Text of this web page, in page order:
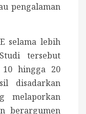
pengalaman
selama lebih
tersebut
10 hingga 20
disadarkan
melaporkan
berargumen